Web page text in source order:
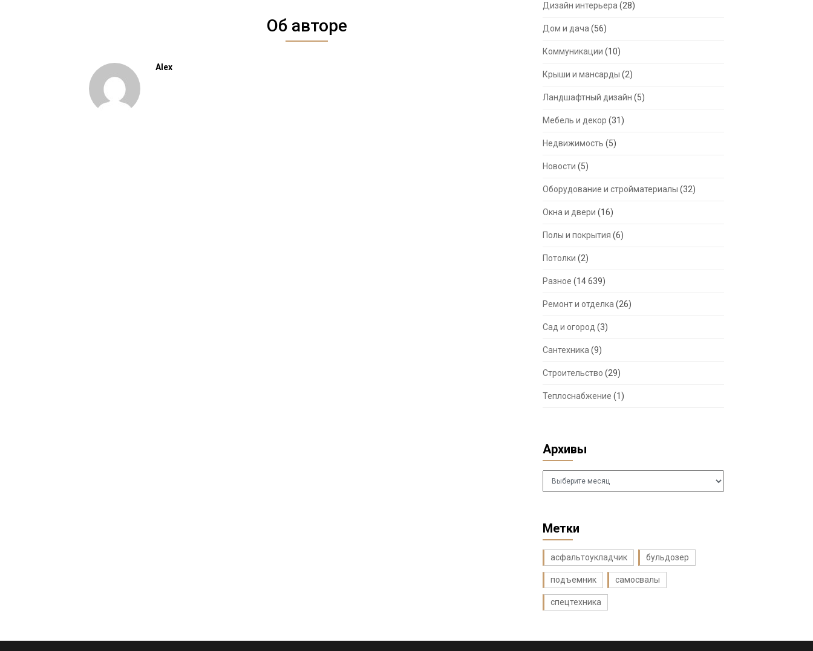
Об авторе
Alex
Дизайн интерьера (28)
Дом и дача (56)
Коммуникации (10)
Крыши и мансарды (2)
Ландшафтный дизайн (5)
Мебель и декор (31)
Недвижимость (5)
Новости (5)
Оборудование и стройматериалы (32)
Окна и двери (16)
Полы и покрытия (6)
Потолки (2)
Разное (14 639)
Ремонт и отделка (26)
Сад и огород (3)
Сантехника (9)
Строительство (29)
Теплоснабжение (1)
Архивы
Архивы
Метки
асфальтоукладчик бульдозер
подъемник самосвалы
спецтехника